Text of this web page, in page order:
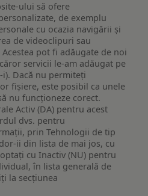
ului să ofere
de exemplu
cu ocazia navigării și
de videoclipuri sau
pot fi adăugate de noi
servicii le-am adăugat pe
Dacă nu permiteți
fișiere, este posibil ca unele
nu funcționeze corect.
Activ (DA) pentru acest
dvs. pentru
prin Tehnologii de tip
ii din lista de mai jos, cu
cu Inactiv (NU) pentru
în lista generală de
la secțiunea